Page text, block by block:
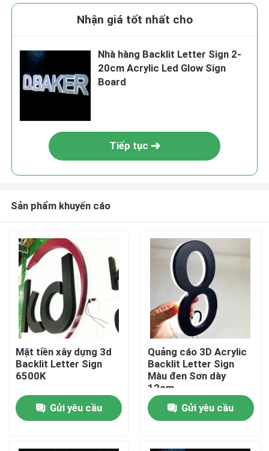
Nhà
Các sản phẩm
Về chúng tôi
Nhận giá tốt nhất cho
Nhà hàng Backlit Letter Sign 2-
20cm Acrylic Led Glow Sign
Board
Tiếp tục
Sản phẩm khuyến cáo
Mặt tiền xây dựng 3d
Backlit Letter Sign
6500K
Gửi yêu cầu
Quảng cáo 3D Acrylic
Backlit Letter Sign
Màu đen Sơn dày
12cm
Gửi yêu cầu